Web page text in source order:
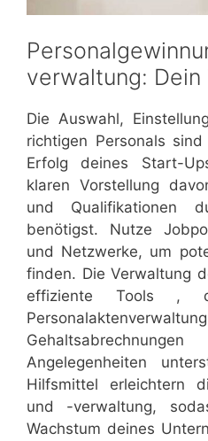
verwaltung: Dein
Die Auswahl,
richtigen Personals
Erfolg deines Start-
klaren Vorstellung
und Qualifikationen
benötigst. Nutze
und Netzwerke, um
finden. Die Verwaltung
effiziente Tools
Angelegenheiten
Hilfsmittel erleichtern
und -verwaltung,
Wachstum deines